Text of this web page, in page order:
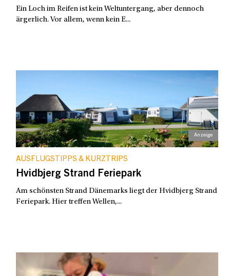
Ein Loch im Reifen ist kein Weltuntergang, aber dennoch
ärgerlich. Vor allem, wenn kein E...
AUSFLUGSTIPPS & KURZTRIPS
Hvidbjerg Strand Feriepark
Am schönsten Strand Dänemarks liegt der Hvidbjerg Strand
Feriepark. Hier treffen Wellen,...